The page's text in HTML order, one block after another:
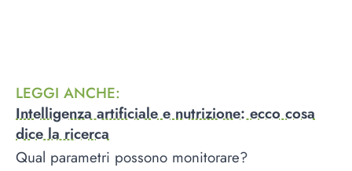
LEGGI ANCHE:
Intelligenza artificiale e nutrizione: ecco cosa
dice la ricerca
Qual parametri possono monitorare?